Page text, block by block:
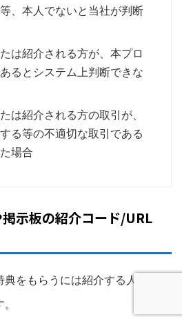
、本人でないと当社が判断
は紹介される方が、本プロ
るとシステム上判断できな
は紹介される方の取引が、
る等の不適切な取引である
場合
示板の紹介コード/URL
をもらうには紹介する人も条件